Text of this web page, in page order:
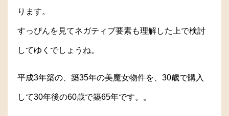
ります。
すっぴんを見てネガティブ要素も理解した上で検討
してゆくでしょうね。
平成3年築の、築35年の美魔女物件を、30歳で購入
して30年後の60歳で築65年です。。